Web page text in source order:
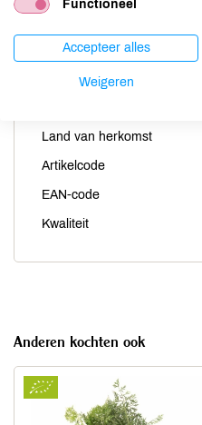
Zwaveldioxide / sulfieten
Productspecificaties
Land van herkomst
Artikelcode
EAN-code
Kwaliteit
Anderen kochten ook
Functioneel
Accepteer alles
Weigeren